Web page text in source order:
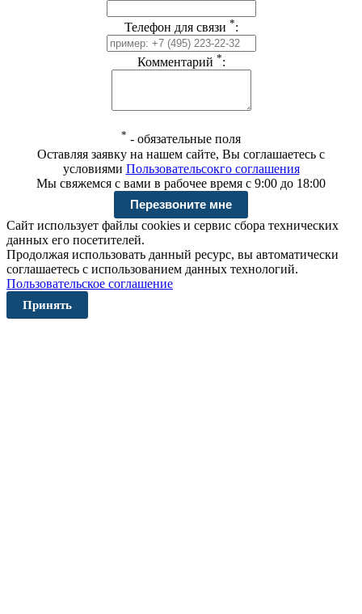
Телефон для связи *:
Комментарий *:
* - обязательные поля
Оставляя заявку на нашем сайте, Вы соглашаетесь с
условиями Пользовательсокго соглашения
Мы свяжемся с вами в рабочее время с 9:00 до 18:00
Сайт использует файлы cookies и сервис сбора технических
данных его посетителей.
Продолжая использовать данный ресурс, вы автоматически
соглашаетесь с использованием данных технологий.
Пользовательское соглашение
Принять